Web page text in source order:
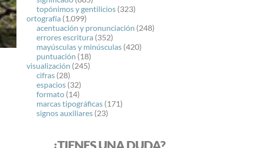
topónimos y gentilicios (323)
ortografía (1.099)
acentuación y pronunciación (248)
errores escritura (352)
mayúsculas y minúsculas (420)
puntuación (18)
visualización (245)
cifras (28)
espacios (32)
formato (14)
marcas tipográficas (171)
signos auxiliares (23)
¿TIENES UNA DUDA?